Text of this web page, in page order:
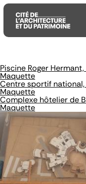
Aller
au
contenu
principal
Aller
au
menu
principal
Aller
à
la
recherche
Piscine Roger
Maquette
Centre sportif
Maquette
Complexe hôtelier de
Maquette